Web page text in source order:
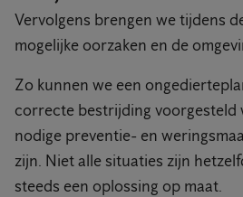
Vervolgens brengen we tijdens
mogelijke oorzaken en de
Zo kunnen we een
correcte bestrijding voorgesteld
nodige preventie- en
zijn. Niet alle situaties zijn
steeds een oplossing op maat.